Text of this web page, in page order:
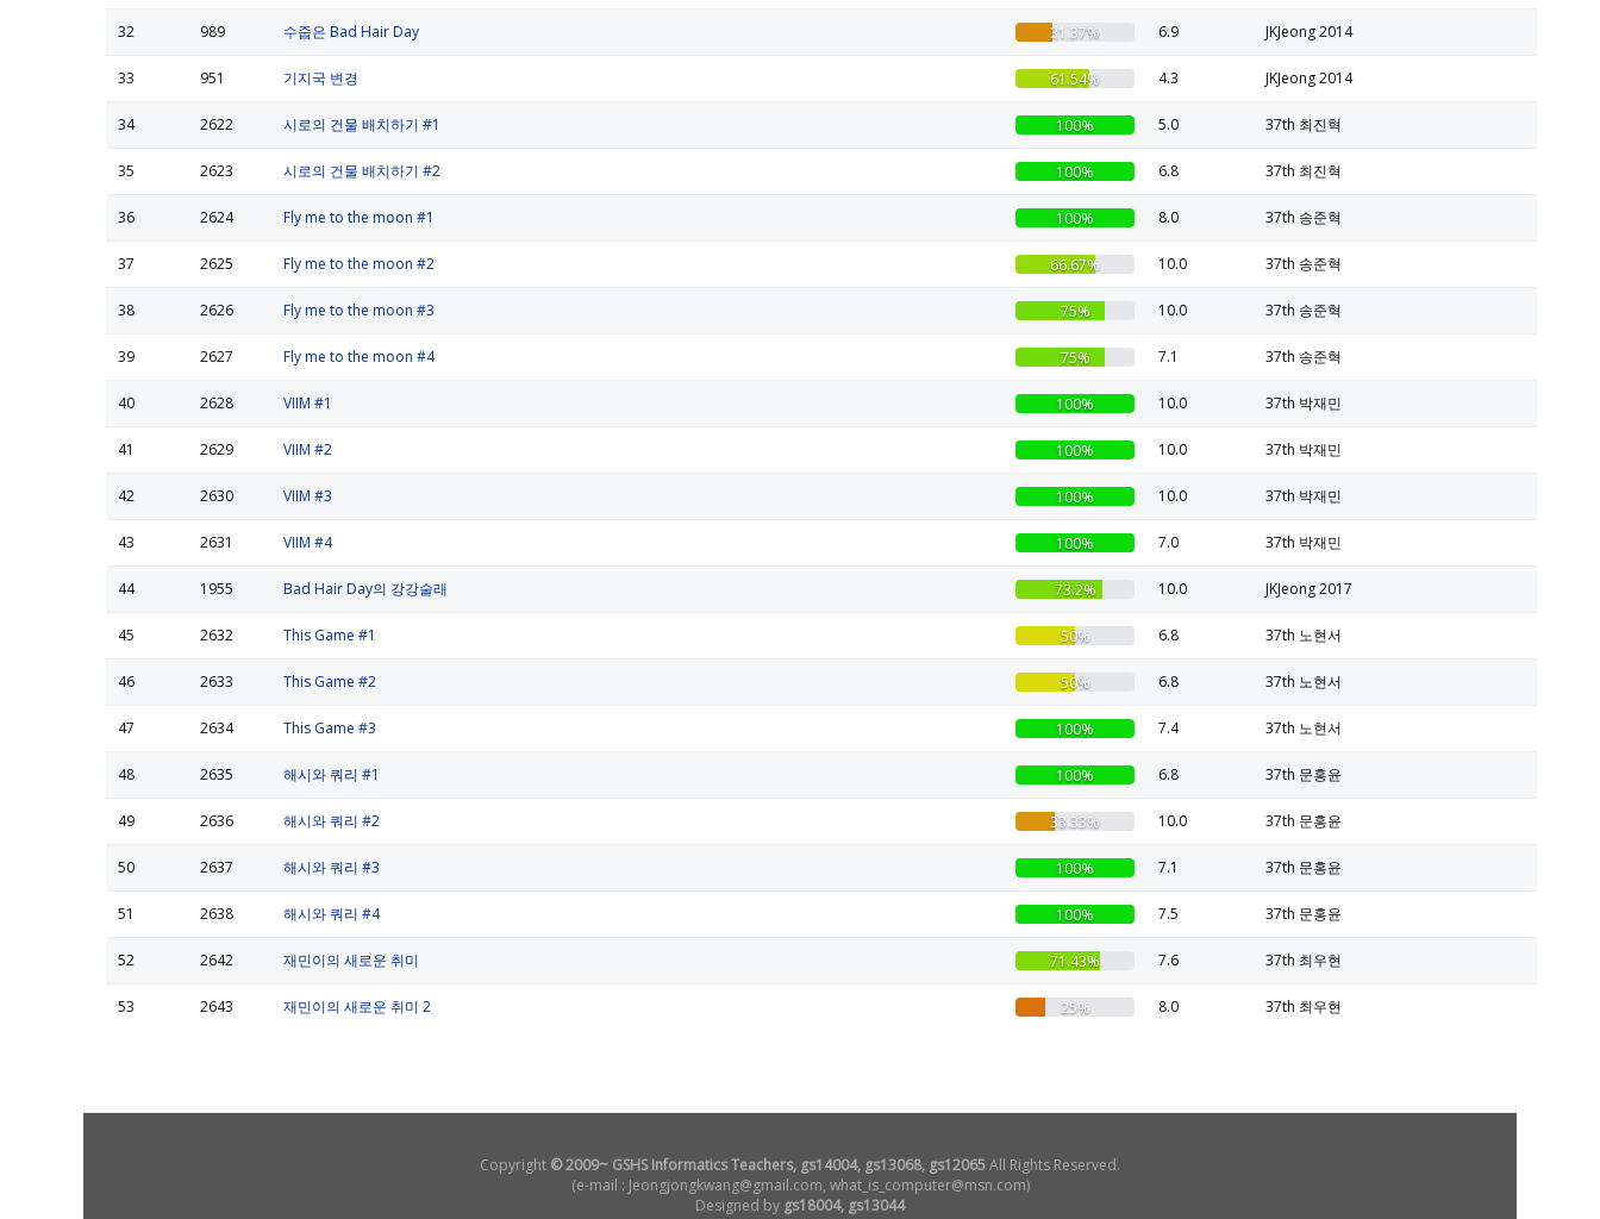
32 989 수줍은 Bad Hair Day 31.37% 6.9 JKJeong 2014
33 951 기지국 변경 61.54% 4.3 JKJeong 2014
34 2622 시로의 건물 배치하기 #1 100% 5.0 37th 최진혁
35 2623 시로의 건물 배치하기 #2 100% 6.8 37th 최진혁
36 2624 Fly me to the moon #1 100% 8.0 37th 송준혁
37 2625 Fly me to the moon #2 66.67% 10.0 37th 송준혁
38 2626 Fly me to the moon #3 75% 10.0 37th 송준혁
39 2627 Fly me to the moon #4 75% 7.1 37th 송준혁
40 2628 VIIM #1 100% 10.0 37th 박재민
41 2629 VIIM #2 100% 10.0 37th 박재민
42 2630 VIIM #3 100% 10.0 37th 박재민
43 2631 VIIM #4 100% 7.0 37th 박재민
44 1955 Bad Hair Day의 강강술래 73.2% 10.0 JKJeong 2017
45 2632 This Game #1 50% 6.8 37th 노현서
46 2633 This Game #2 50% 6.8 37th 노현서
47 2634 This Game #3 100% 7.4 37th 노현서
48 2635 해시와 쿼리 #1 100% 6.8 37th 문홍윤
49 2636 해시와 쿼리 #2 33.33% 10.0 37th 문홍윤
50 2637 해시와 쿼리 #3 100% 7.1 37th 문홍윤
51 2638 해시와 쿼리 #4 100% 7.5 37th 문홍윤
52 2642 재민이의 새로운 취미 71.43% 7.6 37th 최우현
53 2643 재민이의 새로운 취미 2 25% 8.0 37th 최우현
Copyright © 2009~ GSHS Informatics Teachers, gs14004, gs13068, gs12065All Rights Reserved.
(e-mail : Jeongjongkwang@gmail.com, what_is_computer@msn.com)
Designed by gs18004, gs13044